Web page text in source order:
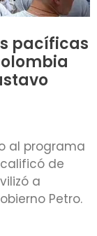
pacíficas
al programa
de
a
Petro.